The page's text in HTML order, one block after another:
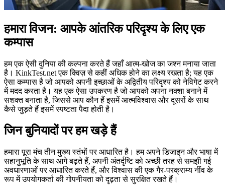
हमारा विजन: आपके आंतरिक परिदृश्य के लिए एक
कम्पास
हम एक ऐसी दुनिया की कल्पना करते हैं जहाँ आत्म-खोज का जश्न मनाया जाता
है। KinkTest.net एक क्विज़ से कहीं अधिक होने का लक्ष्य रखता है; यह एक
ऐसा कम्पास है जो आपको अपनी इच्छाओं के अद्वितीय परिदृश्य को नेविगेट करने
में मदद करता है। यह एक ऐसा उपकरण है जो आपको अपना नक्शा बनाने में
सशक्त बनाता है, जिससे आप कौन हैं इसमें आत्मविश्वास और दूसरों के साथ
कैसे जुड़ते हैं इसमें स्पष्टता पैदा होती है।
जिन बुनियादों पर हम खड़े हैं
हमारा पूरा मंच तीन मुख्य स्तंभों पर आधारित है। हम अपने डिजाइन और भाषा में
सहानुभूति के साथ आगे बढ़ते हैं, अपनी अंतर्दृष्टि को अच्छी तरह से समझी गई
अवधारणाओं पर आधारित करते हैं, और विश्वास की एक गैर-परक्राम्य नींव के
रूप में उपयोगकर्ता की गोपनीयता को दृढ़ता से सुरक्षित रखते हैं।